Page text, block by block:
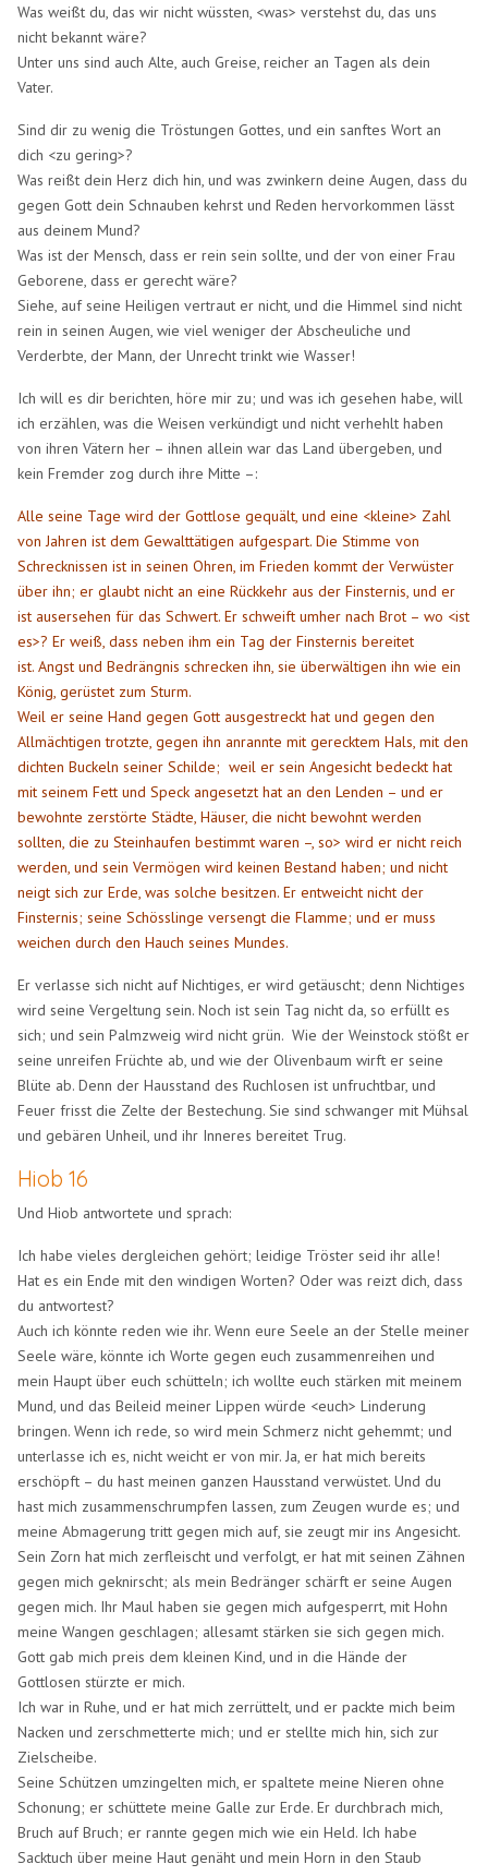
Was weißt du, das wir nicht wüssten, <was> verstehst du, das uns
nicht bekannt wäre?
Unter uns sind auch Alte, auch Greise, reicher an Tagen als dein
Vater.
Sind dir zu wenig die Tröstungen Gottes, und ein sanftes Wort an
dich <zu gering>?
Was reißt dein Herz dich hin, und was zwinkern deine Augen, dass du
gegen Gott dein Schnauben kehrst und Reden hervorkommen lässt
aus deinem Mund?
Was ist der Mensch, dass er rein sein sollte, und der von einer Frau
Geborene, dass er gerecht wäre?
Siehe, auf seine Heiligen vertraut er nicht, und die Himmel sind nicht
rein in seinen Augen, wie viel weniger der Abscheuliche und
Verderbte, der Mann, der Unrecht trinkt wie Wasser!
Ich will es dir berichten, höre mir zu; und was ich gesehen habe, will
ich erzählen, was die Weisen verkündigt und nicht verhehlt haben
von ihren Vätern her – ihnen allein war das Land übergeben, und
kein Fremder zog durch ihre Mitte –:
Alle seine Tage wird der Gottlose gequält, und eine <kleine> Zahl
von Jahren ist dem Gewalttätigen aufgespart. Die Stimme von
Schrecknissen ist in seinen Ohren, im Frieden kommt der Verwüster
über ihn; er glaubt nicht an eine Rückkehr aus der Finsternis, und er
ist ausersehen für das Schwert. Er schweift umher nach Brot – wo <ist
es>? Er weiß, dass neben ihm ein Tag der Finsternis bereitet
ist. Angst und Bedrängnis schrecken ihn, sie überwältigen ihn wie ein
König, gerüstet zum Sturm.
Weil er seine Hand gegen Gott ausgestreckt hat und gegen den
Allmächtigen trotzte, gegen ihn anrannte mit gerecktem Hals, mit den
dichten Buckeln seiner Schilde; weil er sein Angesicht bedeckt hat
mit seinem Fett und Speck angesetzt hat an den Lenden – und er
bewohnte zerstörte Städte, Häuser, die nicht bewohnt werden
sollten, die zu Steinhaufen bestimmt waren –, so> wird er nicht reich
werden, und sein Vermögen wird keinen Bestand haben; und nicht
neigt sich zur Erde, was solche besitzen. Er entweicht nicht der
Finsternis; seine Schösslinge versengt die Flamme; und er muss
weichen durch den Hauch seines Mundes.
Er verlasse sich nicht auf Nichtiges, er wird getäuscht; denn Nichtiges
wird seine Vergeltung sein. Noch ist sein Tag nicht da, so erfüllt es
sich; und sein Palmzweig wird nicht grün. Wie der Weinstock stößt er
seine unreifen Früchte ab, und wie der Olivenbaum wirft er seine
Blüte ab. Denn der Hausstand des Ruchlosen ist unfruchtbar, und
Feuer frisst die Zelte der Bestechung. Sie sind schwanger mit Mühsal
und gebären Unheil, und ihr Inneres bereitet Trug.
Hiob 16
Und Hiob antwortete und sprach:
Ich habe vieles dergleichen gehört; leidige Tröster seid ihr alle!
Hat es ein Ende mit den windigen Worten? Oder was reizt dich, dass
du antwortest?
Auch ich könnte reden wie ihr. Wenn eure Seele an der Stelle meiner
Seele wäre, könnte ich Worte gegen euch zusammenreihen und
mein Haupt über euch schütteln; ich wollte euch stärken mit meinem
Mund, und das Beileid meiner Lippen würde <euch> Linderung
bringen. Wenn ich rede, so wird mein Schmerz nicht gehemmt; und
unterlasse ich es, nicht weicht er von mir. Ja, er hat mich bereits
erschöpft – du hast meinen ganzen Hausstand verwüstet. Und du
hast mich zusammenschrumpfen lassen, zum Zeugen wurde es; und
meine Abmagerung tritt gegen mich auf, sie zeugt mir ins Angesicht.
Sein Zorn hat mich zerfleischt und verfolgt, er hat mit seinen Zähnen
gegen mich geknirscht; als mein Bedränger schärft er seine Augen
gegen mich. Ihr Maul haben sie gegen mich aufgesperrt, mit Hohn
meine Wangen geschlagen; allesamt stärken sie sich gegen mich.
Gott gab mich preis dem kleinen Kind, und in die Hände der
Gottlosen stürzte er mich.
Ich war in Ruhe, und er hat mich zerrüttelt, und er packte mich beim
Nacken und zerschmetterte mich; und er stellte mich hin, sich zur
Zielscheibe.
Seine Schützen umzingelten mich, er spaltete meine Nieren ohne
Schonung; er schüttete meine Galle zur Erde. Er durchbrach mich,
Bruch auf Bruch; er rannte gegen mich wie ein Held. Ich habe
Sacktuch über meine Haut genäht und mein Horn in den Staub